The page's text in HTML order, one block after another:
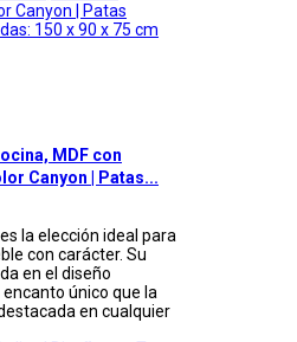
MDF con
Canyon | Patas...
la elección ideal para
con carácter. Su
en el diseño
único que la
en cualquier